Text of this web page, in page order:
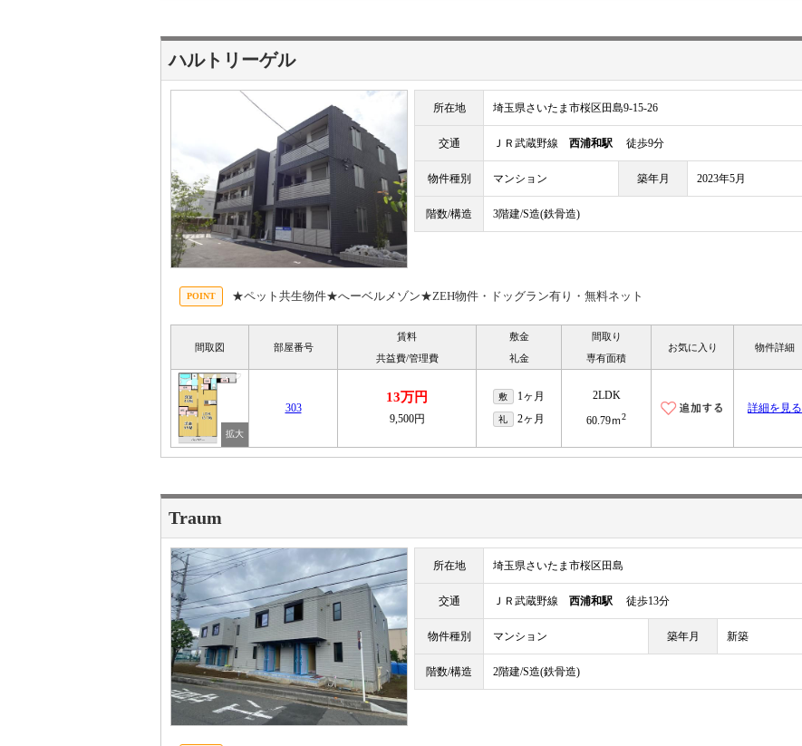
ハルトリーゲル
所在地 埼玉県さいたま市桜区田島9-15-26
交通 ＪＲ武蔵野線 西浦和駅 徒歩9分
物件種別 マンション 築年月 2023年5月
階数/構造 3階建/S造(鉄骨造)
★ペット共生物件★へーベルメゾン★ZEH物件・ドッグラン有り・無料ネット
間取図 部屋番号
賃料
共益費/管理費
敷金
礼金
間取り
専有面積
お気に入り 物件詳細
303
13万円
9,500円
敷 1ヶ月
礼 2ヶ月
2LDK
60.79ｍ2
詳細を見る
Traum
所在地 埼玉県さいたま市桜区田島
交通 ＪＲ武蔵野線 西浦和駅 徒歩13分
物件種別 マンション 築年月 新築
階数/構造 2階建/S造(鉄骨造)